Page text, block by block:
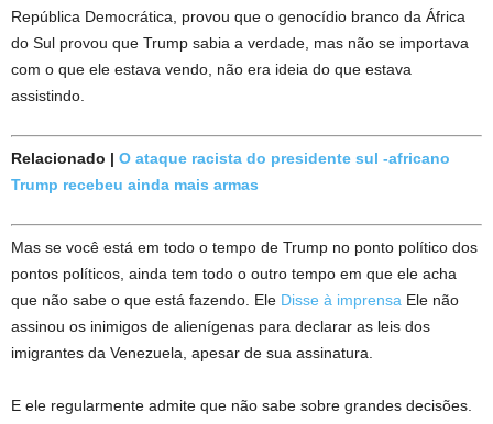
República Democrática, provou que o genocídio branco da África
do Sul provou que Trump sabia a verdade, mas não se importava
com o que ele estava vendo, não era ideia do que estava
assistindo.
Relacionado | O ataque racista do presidente sul -africano
Trump recebeu ainda mais armas
Mas se você está em todo o tempo de Trump no ponto político dos
pontos políticos, ainda tem todo o outro tempo em que ele acha
que não sabe o que está fazendo. Ele Disse à imprensa Ele não
assinou os inimigos de alienígenas para declarar as leis dos
imigrantes da Venezuela, apesar de sua assinatura.
E ele regularmente admite que não sabe sobre grandes decisões.